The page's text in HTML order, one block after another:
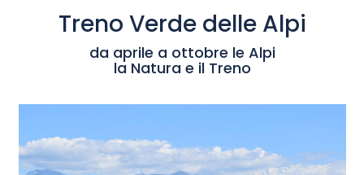
Treno Verde delle Alpi
da aprile a ottobre le Alpi
la Natura e il Treno